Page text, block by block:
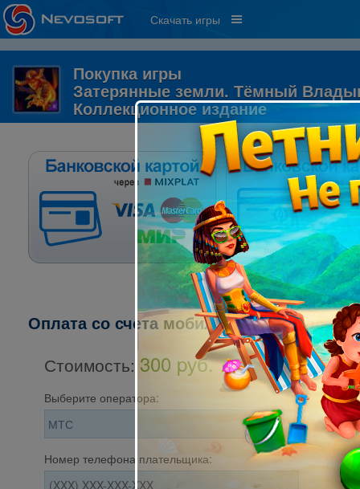
Скачать игры
Покупка игры
Затерянные земли. Тёмный
Коллекционное издание
Оплата со счета мобильного телефона:
Стоимость: 300 pуб.
Выберите оператора:
Номер телефона плательщика: